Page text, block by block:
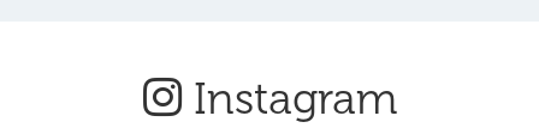
Instagram